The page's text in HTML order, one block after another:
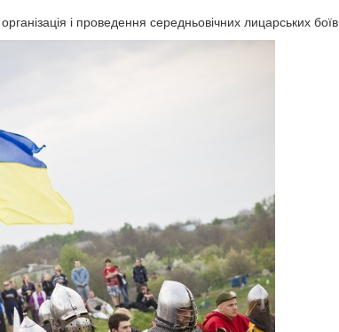
і проведення середньовічних лицарських боїв.